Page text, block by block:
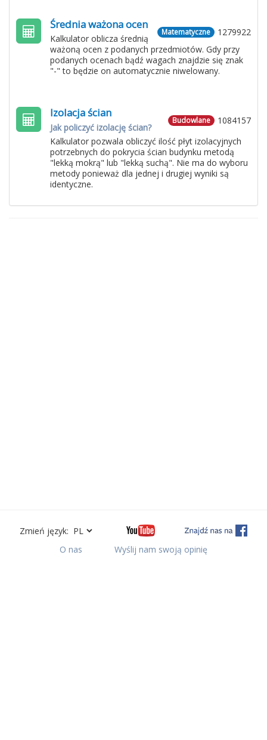
1279922
Matematyczne
Średnia ważona ocen
Kalkulator oblicza średnią
ważoną ocen z podanych przedmiotów. Gdy przy
podanych ocenach bądź wagach znajdzie się znak
"-" to będzie on automatycznie niwelowany.
1084157
Budowlane
Izolacja ścian
Jak policzyć izolację ścian?
Kalkulator pozwala obliczyć ilość płyt izolacyjnych
potrzebnych do pokrycia ścian budynku metodą
"lekką mokrą" lub "lekką suchą". Nie ma do wyboru
metody ponieważ dla jednej i drugiej wyniki są
identyczne.
Zmień język:
O nas
Wyślij nam swoją opinię